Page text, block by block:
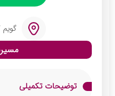
گویم
توضیحات تکمیلی